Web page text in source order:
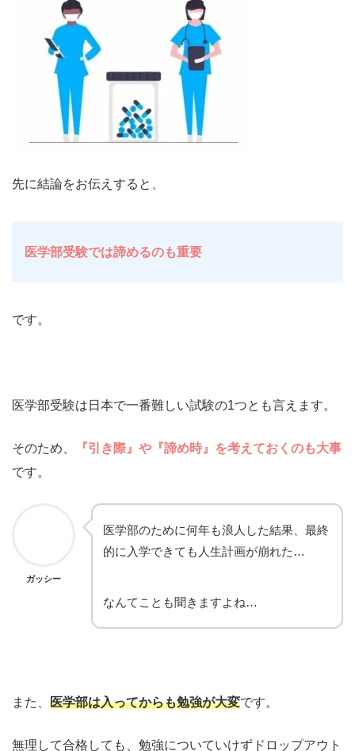
先に結論をお伝えすると、
医学部受験では諦めるのも重要
です。
医学部受験は日本で一番難しい試験の1つとも言えます。
そのため、
『引き際』や『諦め時』を考えておくのも大事
です。
ガッシー
医学部のために何年も浪人した結果、最終
的に入学できても人生計画が崩れた…
なんてことも聞きますよね…
また、 医学部は入ってからも勉強が大変です。
無理して合格しても、勉強についていけずドロップアウト